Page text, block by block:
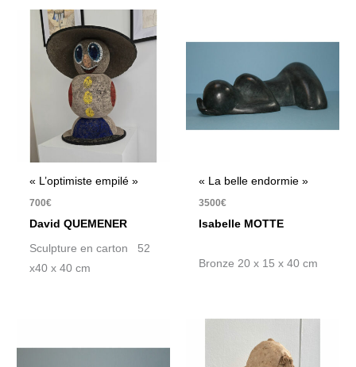
« L’optimiste empilé »
700€
David QUEMENER
Sculpture en carton 52
x40 x 40 cm
« La belle endormie »
3500€
Isabelle MOTTE
Bronze 20 x 15 x 40 cm